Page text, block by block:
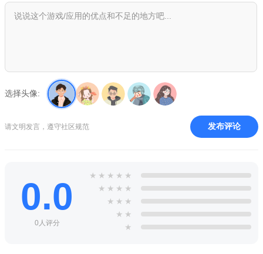
餐厅在线先排队, 外卖订餐准时达
旅游攻略权威榜, 真实点评帮你选
3. 团购优惠尽在点评
好吃好玩享优惠, 全城好店搜索直达
热门影片团购订座, 优惠购票超便宜
资深用户点评影片, 全民助力选好片
选择头像:
请文明发言，遵守社区规范 发布评论
0.0
0人评分
★ ★ ★ ★ ★
★ ★ ★ ★
★ ★ ★
★ ★
★